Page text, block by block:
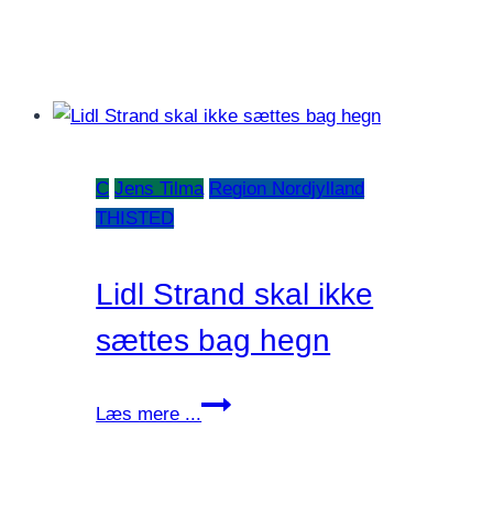
C Jens Tilma Region Nordjylland
THISTED
Lidl Strand skal ikke
sættes bag hegn
Læs mere ...
Lidl